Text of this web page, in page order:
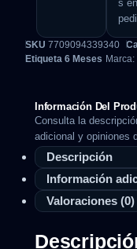
s
SKU 7709094339340
Etiqueta 6 Meses Marca:
Información Del
Consulta la
adicional y opiniones
Descripción
Información
Valoraciones (0)